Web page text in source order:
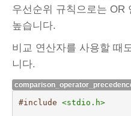
우선순위 규칙으로는 OR
높습니다.
비교 연산자를 사용할 때
니다.
#include <stdio.h>